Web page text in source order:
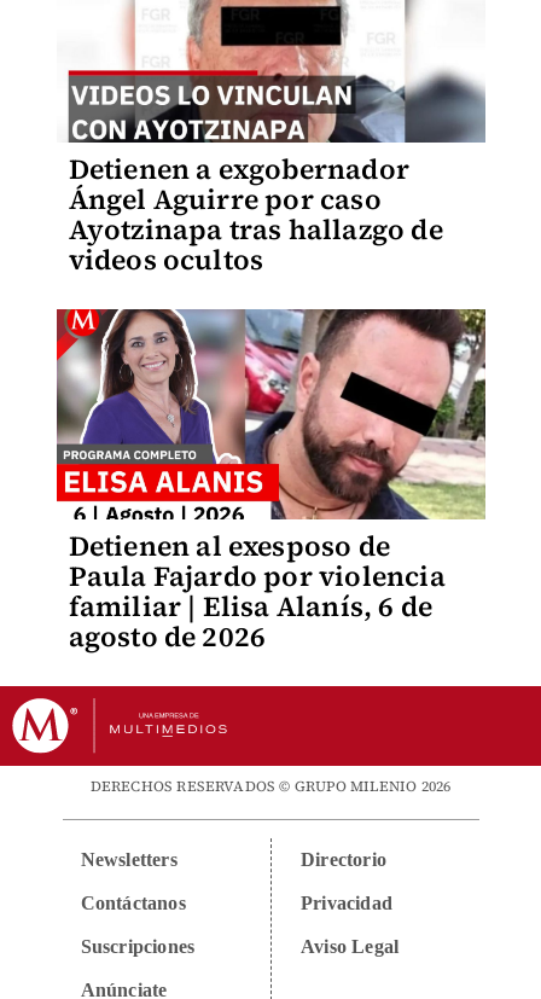
Detienen a exgobernador
Ángel Aguirre por caso
Ayotzinapa tras hallazgo de
videos ocultos
Detienen al exesposo de
Paula Fajardo por violencia
familiar | Elisa Alanís, 6 de
agosto de 2026
DERECHOS RESERVADOS © GRUPO MILENIO 2026
Newsletters
Contáctanos
Suscripciones
Anúnciate
Directorio
Privacidad
Aviso Legal